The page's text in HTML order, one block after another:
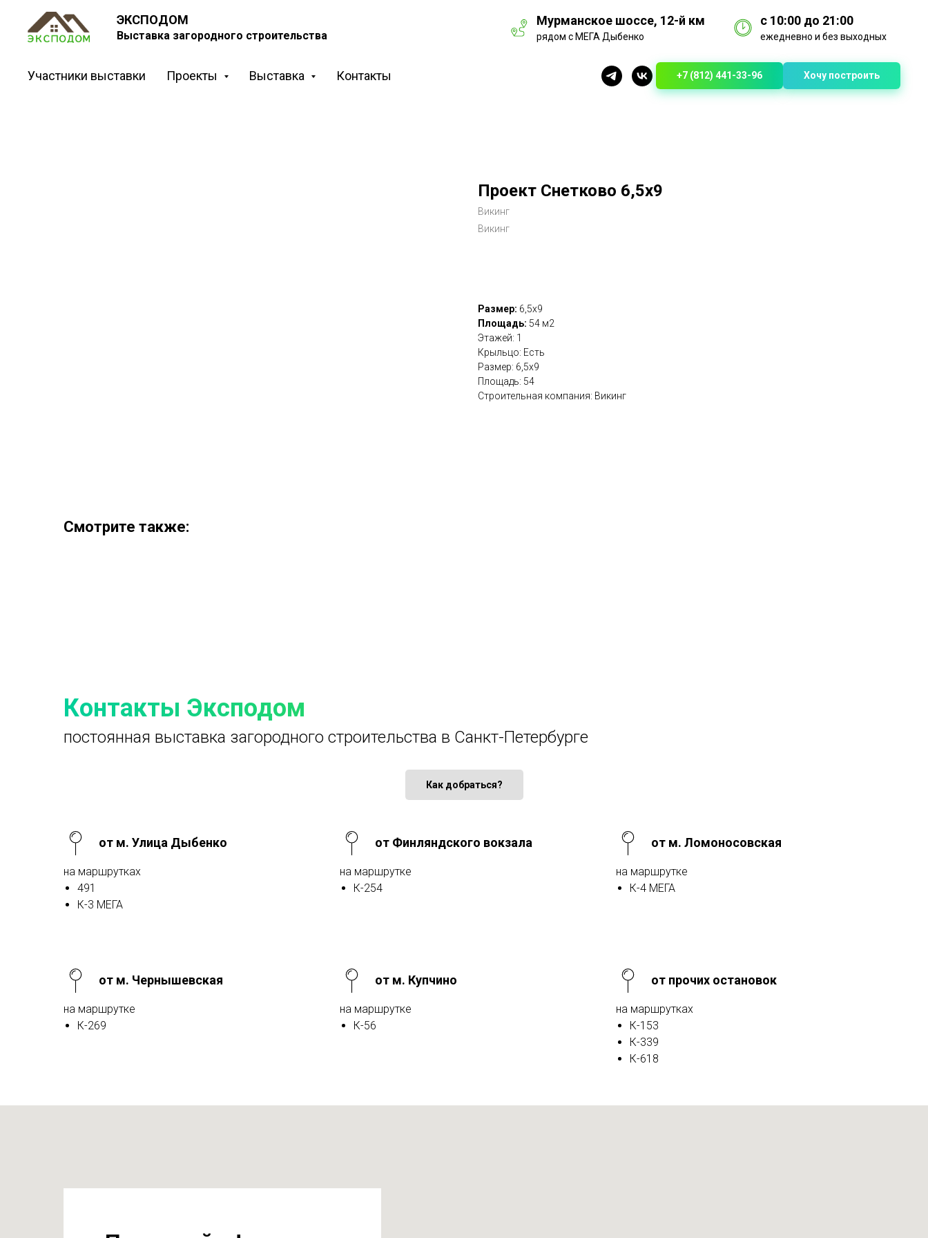
ЭКСПОДОМ
Выставка загородного строительства
Мурманское шоссе, 12-й км
рядом с МЕГА Дыбенко
с 10:00 до 21:00
ежедневно и без выходных
Участники выставки Проекты Выставка Контакты +7 (812) 441-33-96 Хочу построить
Проект Снетково 6,5х9
Викинг
Викинг
Размер: 6,5х9
Площадь: 54 м2
Этажей: 1
Крыльцо: Есть
Размер: 6,5х9
Площадь: 54
Строительная компания: Викинг
Смотрите также:
Контакты Эксподом
постоянная выставка загородного строительства в Санкт-Петербурге
Как добраться?
от м. Улица Дыбенко
на маршрутках
491
К-3 МЕГА
от Финляндского вокзала
на маршрутке
К-254
от м. Ломоносовская
на маршрутке
К-4 МЕГА
от м. Чернышевская
на маршрутке
К-269
от м. Купчино
на маршрутке
К-56
от прочих остановок
на маршрутках
К-153
К-339
К-618